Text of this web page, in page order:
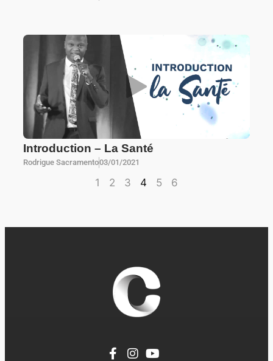
Introduction – La Santé
Rodrigue Sacramento03/01/2021
1 2 3 4 5 6